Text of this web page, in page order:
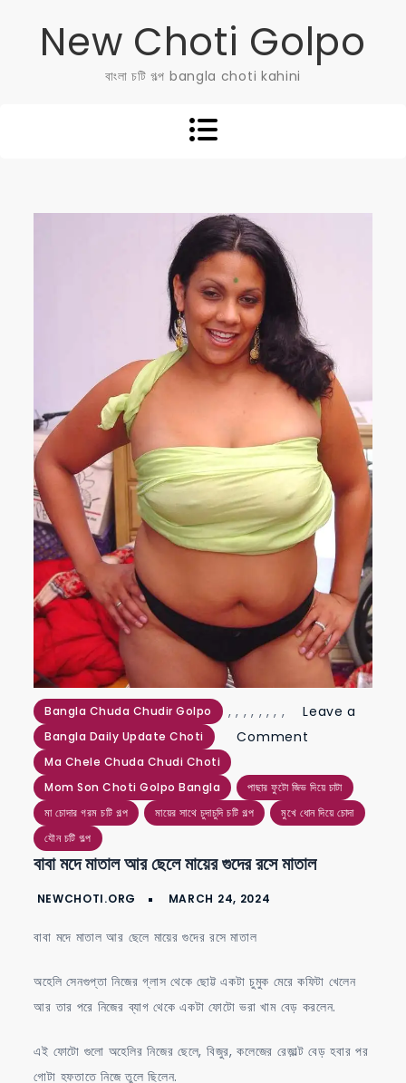
New Choti Golpo
বাংলা চটি গল্প bangla choti kahini
Bangla Chuda Chudir Golpo ,
Bangla Daily Update Choti
,
Ma Chele Chuda Chudi Choti
,
Mom Son Choti Golpo Bangla
,
পাছার ফুটো জিভ দিয়ে চাটা
,
মা চোদার গরম চটি গল্প
,
মায়ের সাথে চুদাচুদি চটি গল্প
,
মুখে ধোন দিয়ে চোদা
,
যৌন চটি গল্প
Leave a
Comment
মদে
মাতাল
ছেলে
বাবা মদে মাতাল আর ছেলে মায়ের গুদের রসে মাতাল
বাবা মদে মাতাল আর ছেলে মায়ের গুদের রসে মাতাল
অহেলি সেনগুপ্তা নিজের গ্লাস থেকে ছোট্ট একটা চুমুক মেরে কফিটা খেলেন
আর তার পরে নিজের ব্যাগ থেকে একটা ফোটো ভরা খাম বেড় করলেন.
এই ফোটো গুলো অহেলির নিজের ছেলে, বিজুর, কলেজের রেজ়াল্ট বেড় হবার পর
গোটা হফতাতে নিজে তুলে ছিলেন.